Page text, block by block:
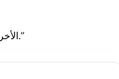
بقطع غيار أصلية.”